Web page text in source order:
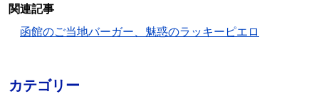
関連記事
函館のご当地バーガー、魅惑のラッキーピエロ
カテゴリー